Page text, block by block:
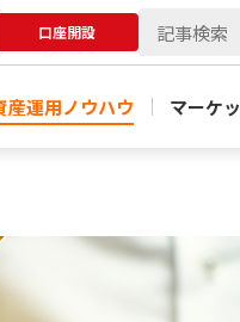
口座開設
産運用ノウハウ マーケ